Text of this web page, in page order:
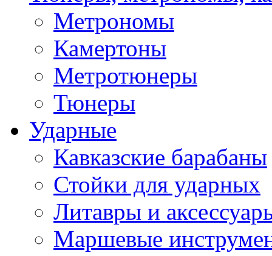
Метрономы
Камертоны
Метротюнеры
Тюнеры
Ударные
Кавказские барабаны
Стойки для ударных
Литавры и
Маршевые